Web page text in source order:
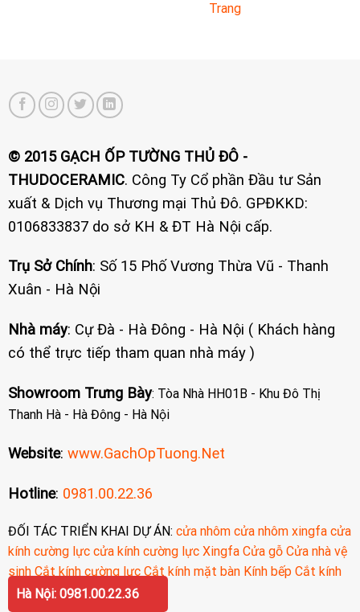
Trang
© 2015 GẠCH ỐP TƯỜNG THỦ ĐÔ -
THUDOCERAMIC. Công Ty Cổ phần Đầu tư Sản
xuất & Dịch vụ Thương mại Thủ Đô. GPĐKKD:
0106833837 do sở KH & ĐT Hà Nội cấp.
Trụ Sở Chính: Số 15 Phố Vương Thừa Vũ - Thanh
Xuân - Hà Nội
Nhà máy: Cự Đà - Hà Đông - Hà Nội ( Khách hàng
có thể trực tiếp tham quan nhà máy )
Showroom Trưng Bày: Tòa Nhà HH01B - Khu Đô Thị
Thanh Hà - Hà Đông - Hà Nội
Website: www.GachOpTuong.Net
Hotline: 0981.00.22.36
ĐỐI TÁC TRIỂN KHAI DỰ ÁN: cửa nhôm cửa nhôm xingfa cửa
kính cường lực cửa kính cường lực Xingfa Cửa gỗ Cửa nhà vệ
sinh Cắt kính cường lực Cắt kính mặt bàn Kính bếp Cắt kính
cường lực
Hà Nội: 0981.00.22.36